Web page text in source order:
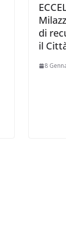
di
il
8